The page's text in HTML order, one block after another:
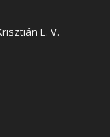
E. V.